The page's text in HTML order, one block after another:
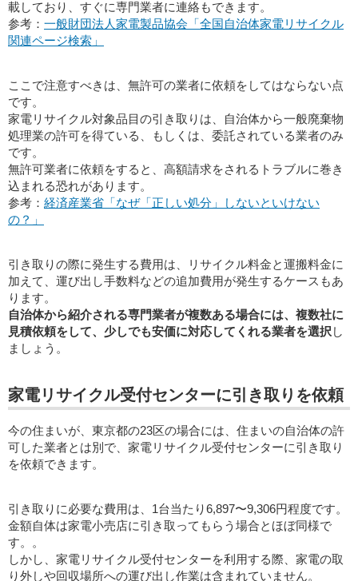
載しており、すぐに専門業者に連絡もできます。
参考： 一般財団法人家電製品協会「全国自治体家電リサイクル
関連ページ検索」
ここで注意すべきは、無許可の業者に依頼をしてはならない点
です。
家電リサイクル対象品目の引き取りは、自治体から一般廃棄物
処理業の許可を得ている、もしくは、委託されている業者のみ
です。
無許可業者に依頼をすると、高額請求をされるトラブルに巻き
込まれる恐れがあります。
参考： 経済産業省「なぜ「正しい処分」しないといけない
の？」
引き取りの際に発生する費用は、リサイクル料金と運搬料金に
加えて、運び出し手数料などの追加費用が発生するケースもあ
ります。
自治体から紹介される専門業者が複数ある場合には、複数社に
見積依頼をして、少しでも安価に対応してくれる業者を選択 し
ましょう。
家電リサイクル受付センターに引き取りを依頼
今の住まいが、東京都の23区の場合には、住まいの自治体の許
可した業者とは別で、家電リサイクル受付センターに引き取り
を依頼できます。
引き取りに必要な費用は、1台当たり6,897〜9,306円程度です。
金額自体は家電小売店に引き取ってもらう場合とほぼ同様で
す。。
しかし、家電リサイクル受付センターを利用する際、家電の取
り外しや回収場所への運び出し作業は含まれていません。